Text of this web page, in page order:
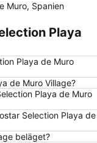
Coma
Antoni
de Alcudia
Muro, Spanien
Playa
Playa de Muro
de Muro Village?
Playa de Muro
Selection Playa de
beläget?